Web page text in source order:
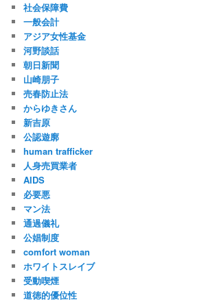
社会保障費
一般会計
アジア女性基金
河野談話
朝日新聞
山崎朋子
売春防止法
からゆきさん
新吉原
公認遊廓
human trafficker
人身売買業者
AIDS
必要悪
マン法
通過儀礼
公娼制度
comfort woman
ホワイトスレイブ
受動喫煙
道徳的優位性